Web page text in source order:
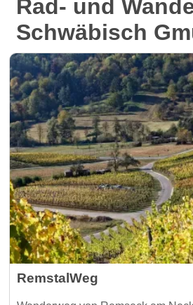
Rad- und
Schwäbisch
RemstalWeg